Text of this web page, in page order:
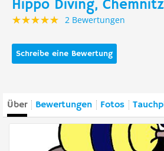
Hippo Diving, Chemnitz
2 Bewertungen
Schreibe eine Bewertung
Über Bewertungen Fotos